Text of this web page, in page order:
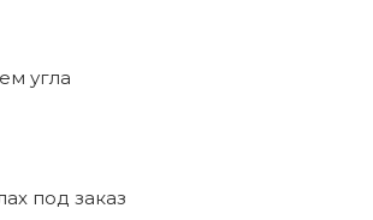
угла
под заказ